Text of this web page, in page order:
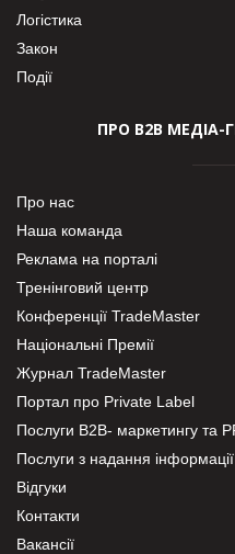
Логістика
Закон
Події
ПРО В2В МЕДІА-
Про нас
Наша команда
Реклама на порталі
Тренінговий центр
Конференції TradeMaster
Національні Премії
Журнал TradeMaster
Портал про Private Label
Послуги В2В- маркетингу та
Послуги з надання інформації
Відгуки
Контакти
Вакансії